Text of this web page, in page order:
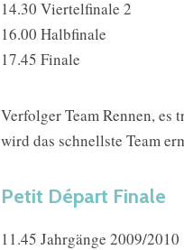
14.30 Viertelfinale 2
16.00 Halbfinale
17.45 Finale
Verfolger Team Rennen, es
wird das schnellste Team
Petit Départ Finale
11.45 Jahrgänge 2009/2010